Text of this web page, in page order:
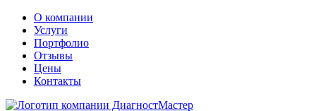
О компании
Услуги
Портфолио
Отзывы
Цены
Контакты